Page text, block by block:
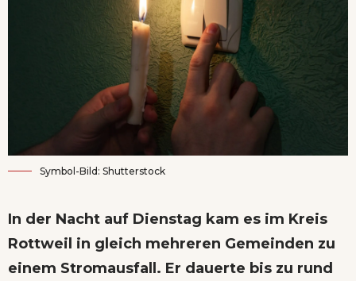
Symbol-Bild: Shutterstock
In der Nacht auf Dienstag kam es im Kreis
Rottweil in gleich mehreren Gemeinden zu
einem Stromausfall. Er dauerte bis zu rund